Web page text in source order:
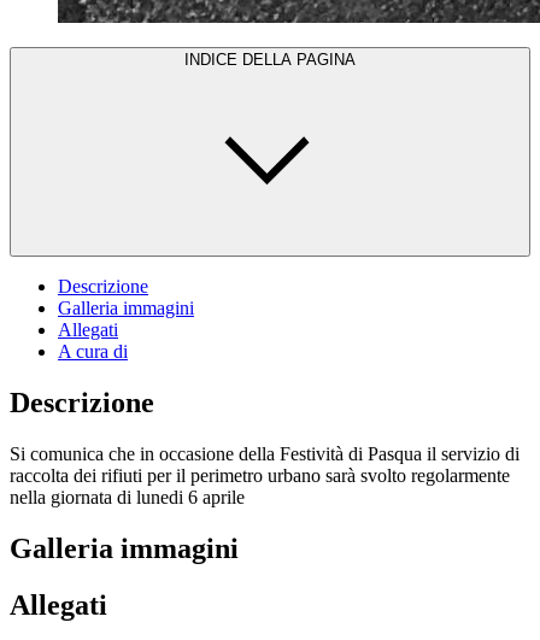
INDICE DELLA PAGINA
Descrizione
Galleria immagini
Allegati
A cura di
Descrizione
Si comunica che in occasione della Festività di Pasqua il servizio di
raccolta dei rifiuti per il perimetro urbano sarà svolto regolarmente
nella giornata di lunedi 6 aprile
Galleria immagini
Allegati